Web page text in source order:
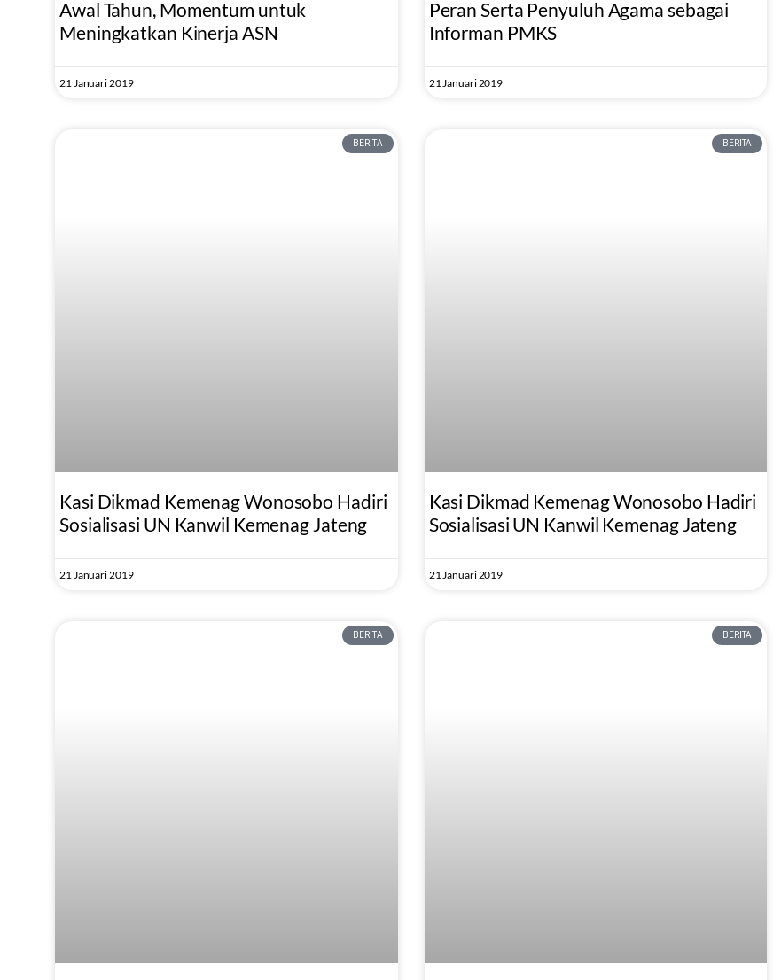
Awal Tahun, Momentum untuk
Meningkatkan Kinerja ASN
21 Januari 2019
Peran Serta Penyuluh Agama sebagai
Informan PMKS
21 Januari 2019
BERITA
Kasi Dikmad Kemenag Wonosobo Hadiri
Sosialisasi UN Kanwil Kemenag Jateng
21 Januari 2019
BERITA
Kasi Dikmad Kemenag Wonosobo Hadiri
Sosialisasi UN Kanwil Kemenag Jateng
21 Januari 2019
BERITA BERITA